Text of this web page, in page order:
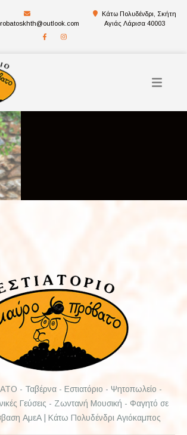
Κάτω Πολυδένδρι, Σκήτη
Αγιάς Λάρισα 40003
- Ταβέρνα - Εστιατόριο - Ψητοπωλείο -
Γεύσεις - Ζωντανή Μουσική - Φαγητό σε
ΑμεΑ | Κάτω Πολυδένδρι Αγιόκαμπος